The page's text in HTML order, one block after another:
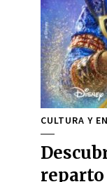
CULTURA Y